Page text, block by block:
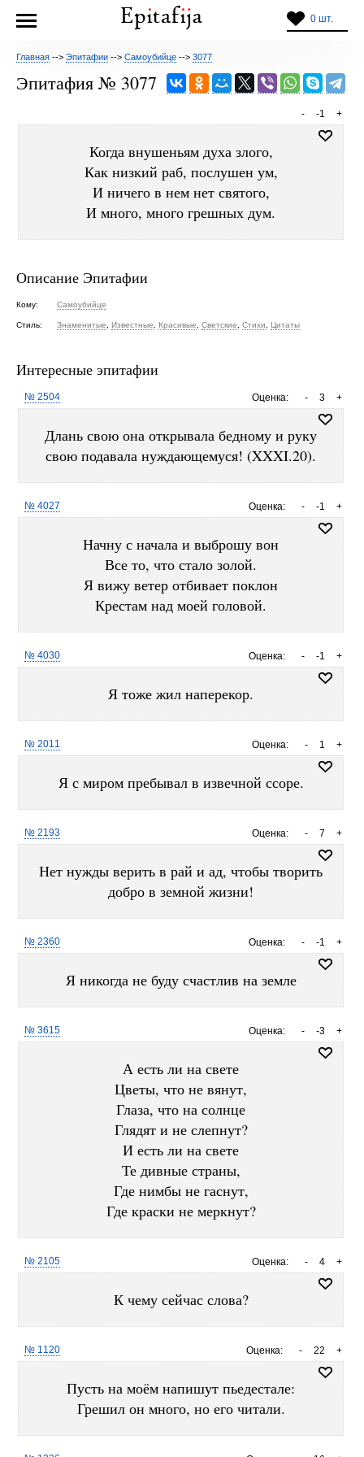
0 шт.
Главная --> Эпитафии --> Самоубийце --> 3077
Эпитафия № 3077
+
-1
-
Когда внушеньям духа злого,
Как низкий раб, послушен ум,
И ничего в нем нет святого,
И много, много грешных дум.
Описание Эпитафии
Кому: Самоубийце
Стиль: Знаменитые Известные Красивые Светские Стихи Цитаты
Интересные эпитафии
Оценка: +
3
-
№ 2504
Длань свою она открывала бедному и руку
свою подавала нуждающемуся! (XXXI.20).
Оценка: +
-1
-
№ 4027
Начну с начала и выброшу вон
Все то, что стало золой.
Я вижу ветер отбивает поклон
Крестам над моей головой.
Оценка: +
-1
-
№ 4030
Я тоже жил наперекор.
Оценка: +
1
-
№ 2011
Я с миром пребывал в извечной ссоре.
Оценка: +
7
-
№ 2193
Нет нужды верить в рай и ад, чтобы творить
добро в земной жизни!
Оценка: +
-1
-
№ 2360
Я никогда не буду счастлив на земле
Оценка: +
-3
-
№ 3615
А есть ли на свете
Цветы, что не вянут,
Глаза, что на солнце
Глядят и не слепнут?
И есть ли на свете
Те дивные страны,
Где нимбы не гаснут,
Где краски не меркнут?
Оценка: +
4
-
№ 2105
К чему сейчас слова?
Оценка: +
22
-
№ 1120
Пусть на моём напишут пьедестале:
Грешил он много, но его читали.